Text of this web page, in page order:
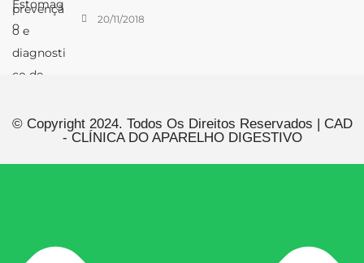
20/11/2018
© Copyright 2024. Todos Os Direitos Reservados | CAD
- CLÍNICA DO APARELHO DIGESTIVO